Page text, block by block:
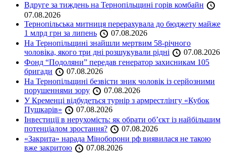
Вдруге за тиждень на Тернопільщині горів комбайн
07.08.2026
Тернопільська митниця перерахувала до бюджету майже
1 млрд грн за липень
07.08.2026
На Тернопільщині знайшли мертвим 58-річного
чоловіка, якого три дні розшукували рідні
07.08.2026
Фонд “Подоляни” передав генератор захисникам 105
бригади
07.08.2026
На Тернопільщині безвісти зник чоловік із серйозними
порушеннями зору
07.08.2026
У Кременці відбудеться турнір з армрестлінгу «Кубок
Пушкарів»
07.08.2026
Інвестиції в нерухомість: як обрати об’єкт із найбільшим
потенціалом зростання?
07.08.2026
«Закрита» нарада Міноборони рф виявилася не такою
вже закритою
07.08.2026